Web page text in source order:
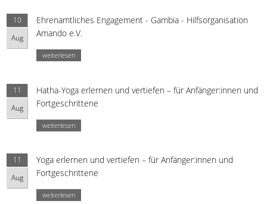
10
Aug
Ehrenamtliches Engagement - Gambia - Hilfsorganisation
Amando e.V.
weiterlesen
11
Aug
Hatha-Yoga erlernen und vertiefen – für Anfänger:innen und
Fortgeschrittene
weiterlesen
11
Aug
Yoga erlernen und vertiefen – für Anfänger:innen und
Fortgeschrittene
weiterlesen